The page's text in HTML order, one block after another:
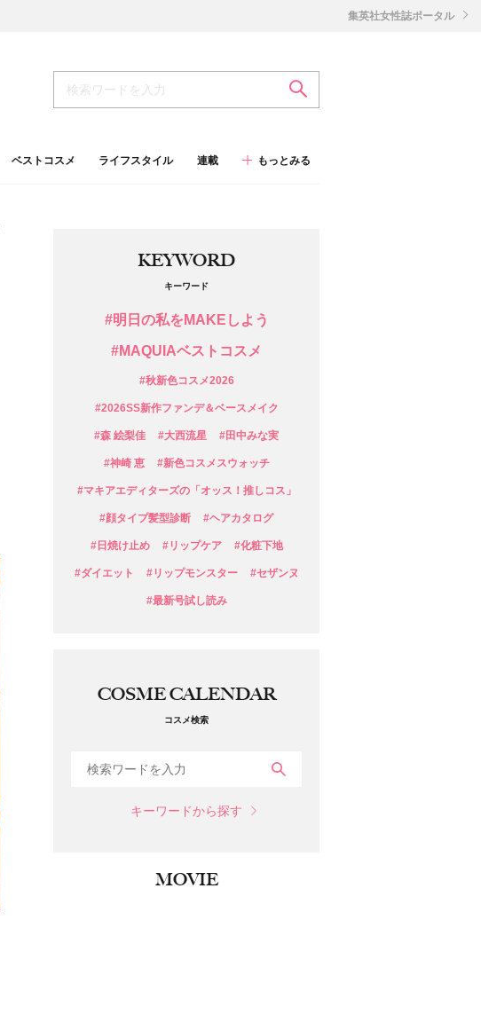
ベストコスメ ライフスタイル 連載 もっとみる
集英社女性誌ポータル
KEYWORD
キーワード
#明日の私をMAKEしよう
#MAQUIAベストコスメ
#秋新色コスメ2026
#2026SS新作ファンデ＆ベースメイク
#森 絵梨佳 #大西流星 #田中みな実
#神崎 恵 #新色コスメスウォッチ
#マキアエディターズの「オッス！推しコス」
#顔タイプ髪型診断 #ヘアカタログ
#日焼け止め #リップケア #化粧下地
#ダイエット #リップモンスター #セザンヌ
#最新号試し読み
COSME CALENDAR
コスメ検索
キーワードから探す
MOVIE